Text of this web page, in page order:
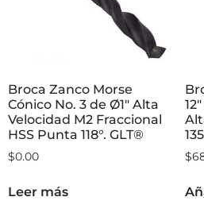
Broca Zanco Morse
Cónico No. 3 de Ø1″ Alta
Velocidad M2 Fraccional
HSS Punta 118°. GLT®
$0.00
Leer más
$